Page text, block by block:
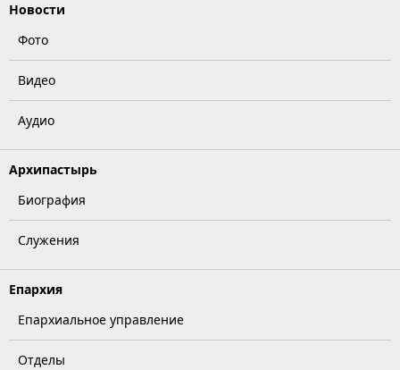
Новости
Фото
Видео
Аудио
Архипастырь
Биография
Служения
Епархия
Епархиальное управление
Отделы